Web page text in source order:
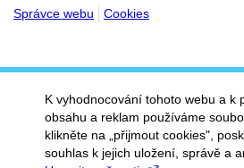
Správce webu
Cookies
K vyhodnocování tohoto webu a k
obsahu a reklam používáme
klikněte na „přijmout cookies",
souhlas k jejich uložení, správě a